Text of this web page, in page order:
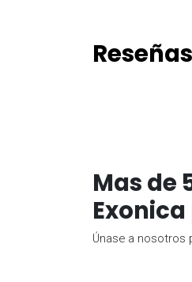
Mas de
Únase a nosotros